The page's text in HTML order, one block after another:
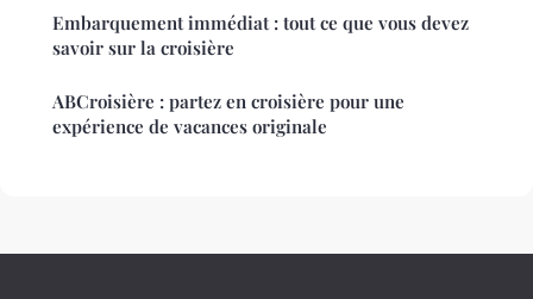
Embarquement immédiat : tout ce que vous devez
savoir sur la croisière
ABCroisière : partez en croisière pour une
expérience de vacances originale